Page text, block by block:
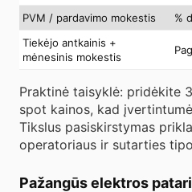
PVM / pardavimo mokestis
%
Tiekėjo antkainis +
mėnesinis mokestis
Praktinė taisyklė: pridėkite
spot kainos, kad
Tikslus pasiskirstymas
operatoriaus ir sutarties
Pažangūs elektros